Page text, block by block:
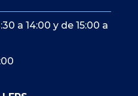
a 14:00 y de 15:00 a